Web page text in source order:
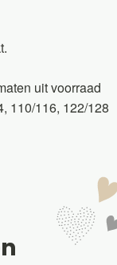
uit voorraad
110/116, 122/128